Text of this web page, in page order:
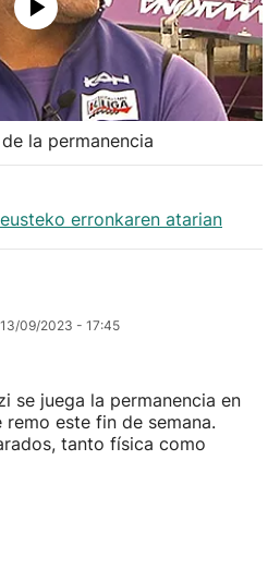
la permanencia
erronkaren atarian
13/09/2023 - 17:45
se juega la permanencia en
este fin de semana.
tanto física como